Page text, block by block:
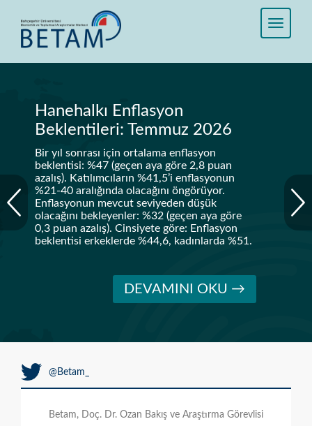
Hanehalkı Enflasyon
Beklentileri: Temmuz 2026
Bir yıl sonrası için ortalama enflasyon
beklentisi: %47 (geçen aya göre 2,8 puan
azalış). Katılımcıların %41,5’i enflasyonun
%21-40 aralığında olacağını öngörüyor.
Enflasyonun mevcut seviyeden düşük
olacağını bekleyenler: %32 (geçen aya göre
0,3 puan azalış). Cinsiyete göre: Enflasyon
beklentisi erkeklerde %44,6, kadınlarda %51.
DEVAMINI OKU →
@Betam_
Betam, Doç. Dr. Ozan Bakış ve Araştırma Görevlisi